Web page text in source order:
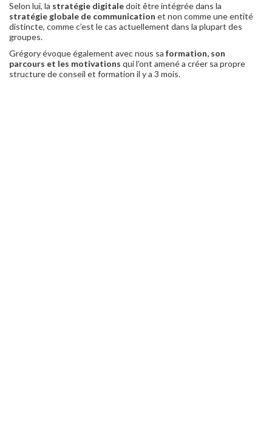
Selon lui, la stratégie digitaledoit être intégrée dans la
stratégie globale de communication et non comme une entité
distincte, comme c’est le cas actuellement dans la plupart des
groupes.
Grégory évoque également avec nous sa formation, son
parcours et les motivations qui l’ont amené a créer sa propre
structure de conseil et formation il y a 3 mois.